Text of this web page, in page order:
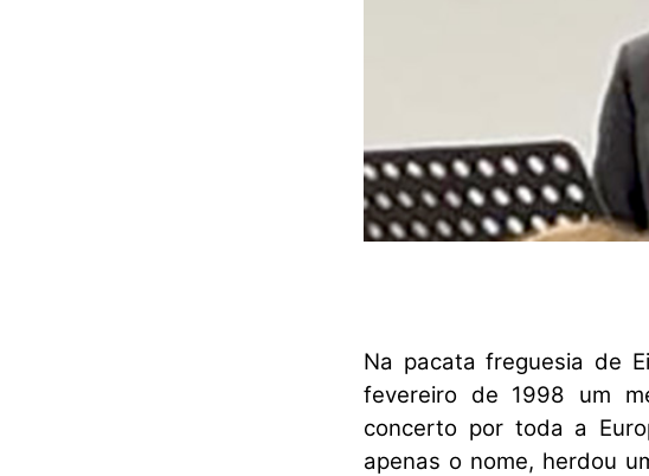
Na pacata freguesia de
fevereiro de 1998 um
concerto por toda a
apenas o nome, herdou